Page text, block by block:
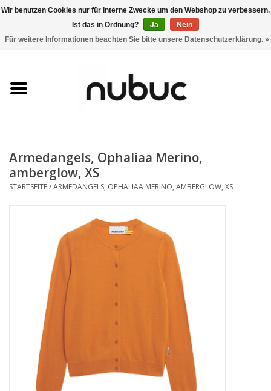
0 Artikel - CHF 0,00
Damen
Accessoires
Armedangels, Ophaliaa Merino,
amberglow, XS
STARTSEITE/ARMEDANGELS, OPHALIAA MERINO, AMBERGLOW, XS
Wir benutzen Cookies nur für interne Zwecke um den Webshop zu verbessern.
Ist das in Ordnung?
Ja
Nein
Für weitere Informationen beachten Sie bitte unsere Datenschutzerklärung. »